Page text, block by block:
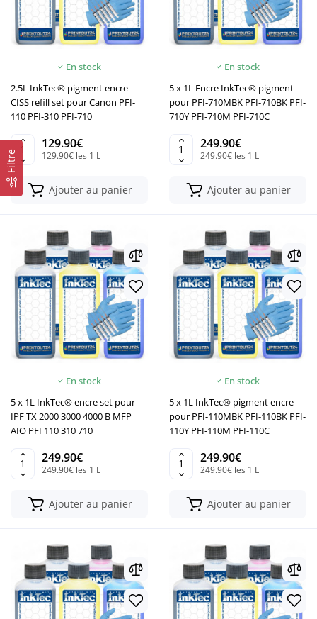
Filtre
En stock
2.5L InkTec® pigment encre
CISS refill set pour Canon PFI-
110 PFI-310 PFI-710
129.90€
129.90€ les 1 L
Ajouter au panier
En stock
5 x 1L Encre InkTec® pigment
pour PFI-710MBK PFI-710BK PFI-
710Y PFI-710M PFI-710C
249.90€
249.90€ les 1 L
Ajouter au panier
En stock
5 x 1L InkTec® encre set pour
IPF TX 2000 3000 4000 B MFP
AIO PFI 110 310 710
249.90€
249.90€ les 1 L
Ajouter au panier
En stock
5 x 1L InkTec® pigment encre
pour PFI-110MBK PFI-110BK PFI-
110Y PFI-110M PFI-110C
249.90€
249.90€ les 1 L
Ajouter au panier